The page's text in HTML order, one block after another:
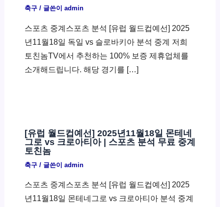
축구/ 글쓴이 admin
스포츠 중계스포츠 분석 [유럽 월드컵예선] 2025
년11월18일 독일 vs 슬로바키아 분석 중계 저희
토친놈TV에서 추천하는 100% 보증 제휴업체를
소개해드립니다. 해당 경기를 […]
[유럽 월드컵예선] 2025년11월18일 몬테네
그로 vs 크로아티아 | 스포츠 분석 무료 중계
토친놈
축구/ 글쓴이 admin
스포츠 중계스포츠 분석 [유럽 월드컵예선] 2025
년11월18일 몬테네그로 vs 크로아티아 분석 중계